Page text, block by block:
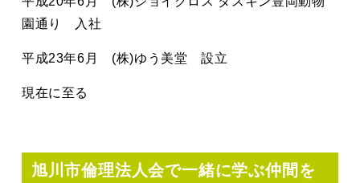
園通り 入社
平成23年6月 (株)ゆう美堂 設立
現在に至る
旭川市倫理法人会で一緒に学ぶ仲間を